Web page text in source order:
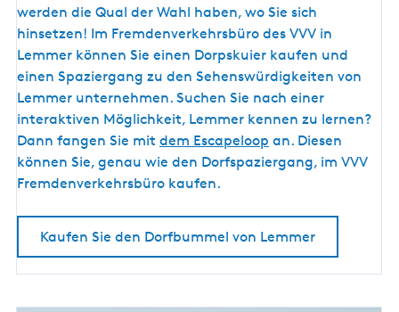
l
L
e
m
m
e
r
werden die Qual der Wahl haben, wo Sie sich
hinsetzen! Im Fremdenverkehrsbüro des VVV in
Lemmer können Sie einen Dorpskuier kaufen und
einen Spaziergang zu den Sehenswürdigkeiten von
Lemmer unternehmen. Suchen Sie nach einer
interaktiven Möglichkeit, Lemmer kennen zu lernen?
Dann fangen Sie mit dem Escapeloop an. Diesen
können Sie, genau wie den Dorfspaziergang, im VVV
Fremdenverkehrsbüro kaufen.
Kaufen Sie den Dorfbummel von Lemmer